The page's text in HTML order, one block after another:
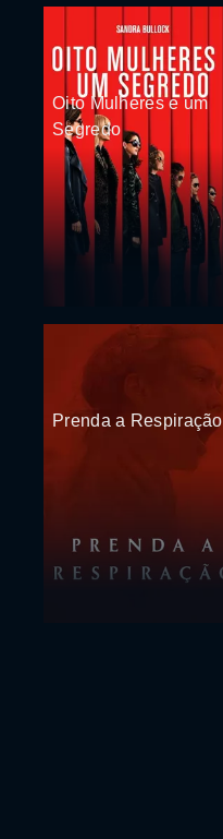
Oito Mulheres e um
Segredo
Prenda a Respiração